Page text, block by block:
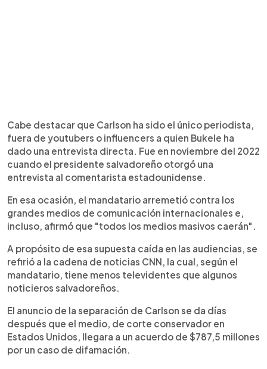
Cabe destacar que Carlson ha sido el único periodista,
fuera de youtubers o influencers a quien Bukele ha
dado una entrevista directa. Fue en noviembre del 2022
cuando el presidente salvadoreño otorgó una
entrevista al comentarista estadounidense.
En esa ocasión, el mandatario arremetió contra los
grandes medios de comunicación internacionales e,
incluso, afirmó que "todos los medios masivos caerán".
A propósito de esa supuesta caída en las audiencias, se
refirió a la cadena de noticias CNN, la cual, según el
mandatario, tiene menos televidentes que algunos
noticieros salvadoreños.
El anuncio de la separación de Carlson se da días
después que el medio, de corte conservador en
Estados Unidos, llegara a un acuerdo de $787,5 millones
por un caso de difamación.